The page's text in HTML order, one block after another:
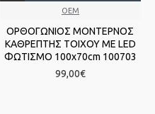
OEM
ΟΡΘΟΓΩΝΙΟΣ ΜΟΝΤΕΡΝΟΣ
ΚΑΘΡΕΠΤΗΣ ΤΟΙΧΟΥ ΜΕ LED
ΦΩΤΙΣΜΟ 100x70cm 100703
99,00€